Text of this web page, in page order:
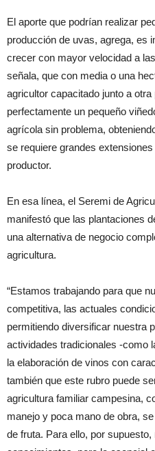
El aporte que podrían realizar
producción de uvas, agrega, es
crecer con mayor velocidad a
señala, que con media o una
agricultor capacitado junto a
perfectamente un pequeño
agrícola sin problema,
se requiere grandes
productor.
En esa línea, el Seremi de
manifestó que las plantaciones
una alternativa de negocio
agricultura.
“Estamos trabajando para que
competitiva, las actuales
permitiendo diversificar nuestra
actividades tradicionales -como
la elaboración de vinos con
también que este rubro puede
agricultura familiar campesina,
manejo y poca mano de obra,
de fruta. Para ello, por